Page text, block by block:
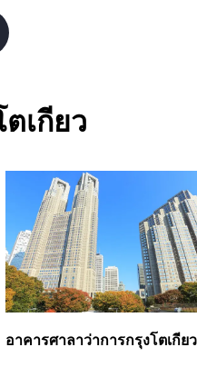
เกียว
อาคารศาลาว่าการกรุงโตเกียว